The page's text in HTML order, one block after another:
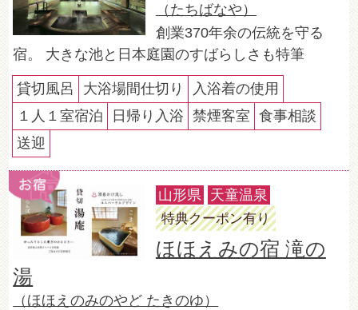
（たちばなや）
創業370年余の伝統を守る
宿。 大きな池と日本庭園のすばらしさも特筆
貸切風呂 大浴場間仕切り
入浴着の使用
１人１室宿泊
日帰り入浴 禁煙客室
食事相談
送迎
山形県
天童温泉
特典クーポン有り
ほほえみの宿 滝の
湯
（ほほえのみのやど たきのゆ）